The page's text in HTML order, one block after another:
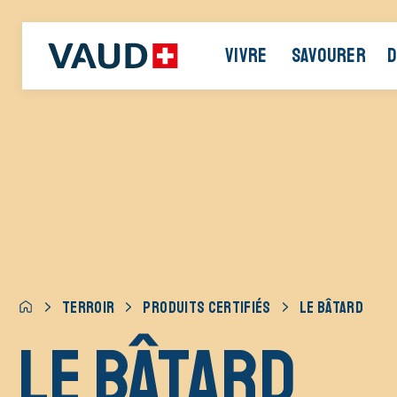
VIVRE SAVOURER
TERROIR PRODUITS CERTIFIÉS LE BÂTARD